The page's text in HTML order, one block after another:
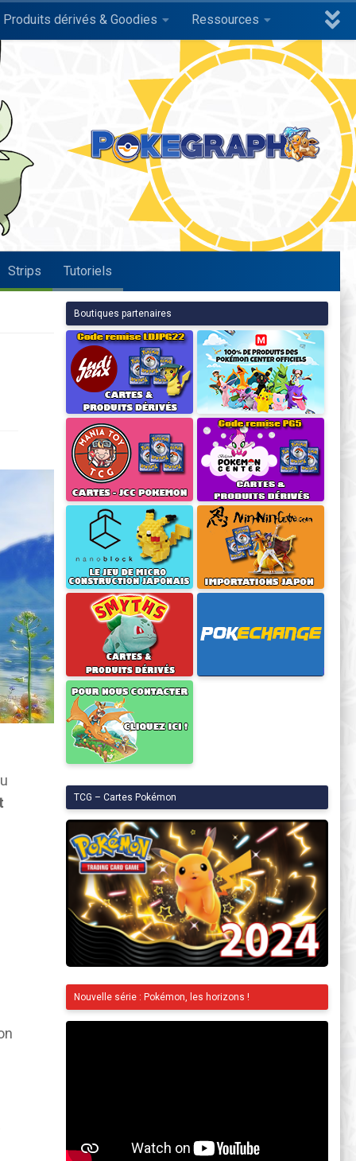
Produits dérivés & Goodies Ressources
Strips Tutoriels
Boutiques partenaires
TCG – Cartes Pokémon
Nouvelle série : Pokémon, les horizons !